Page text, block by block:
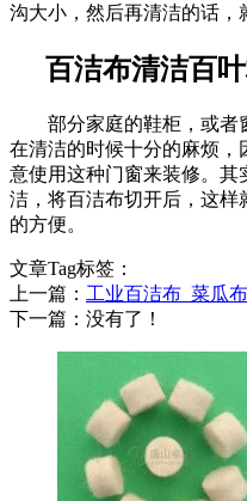
沟大小，然后再清洁的话，
百洁布清洁百叶
部分家庭的鞋柜，或者
在清洁的时候十分的麻烦，
意使用这种门窗来装修。
洁，将百洁布切开后，这样
的方便。
文章Tag标签：
上一篇： 工业百洁布_菜瓜
下一篇：没有了！